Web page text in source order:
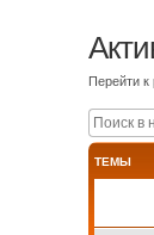
Перейти
ТЕМЫ